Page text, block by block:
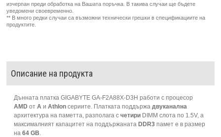
изчерпан преди обработка на Вашата поръчка. В такива случаи ще бъдете
уведомени своевременно.
** В много редки случаи са възможни технически грешки в спецификациите на
продуктите.
Описание на продукта
Дънната платка GIGABYTE GA-F2A88X-D3H работи с процесор
AMD отA иAthlon сериите. Платката поддържа двуканална
архитектура на паметта, разполага счетири DIMM слота по 1.5V, а
максималният капацитет на поддържанатаDDR3 памет е в размер
на64 GB